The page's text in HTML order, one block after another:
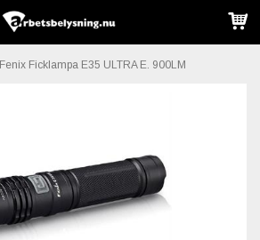
Fenix Ficklampa E35 ULTRA E. 900LM